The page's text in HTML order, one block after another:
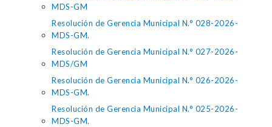
MDS-GM
Resolución de Gerencia Municipal N.° 028-2026-
MDS-GM.
Resolución de Gerencia Municipal N.° 027-2026-
MDS/GM
Resolución de Gerencia Municipal N.° 026-2026-
MDS-GM.
Resolución de Gerencia Municipal N.° 025-2026-
MDS-GM.